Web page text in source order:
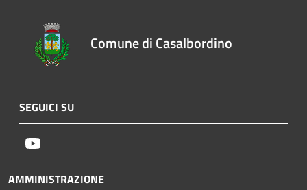
Comune di Casalbordino
SEGUICI SU
AMMINISTRAZIONE